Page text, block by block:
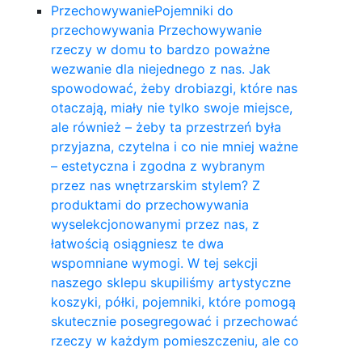
PrzechowywaniePojemniki do
przechowywania Przechowywanie
rzeczy w domu to bardzo poważne
wezwanie dla niejednego z nas. Jak
spowodować, żeby drobiazgi, które nas
otaczają, miały nie tylko swoje miejsce,
ale również – żeby ta przestrzeń była
przyjazna, czytelna i co nie mniej ważne
– estetyczna i zgodna z wybranym
przez nas wnętrzarskim stylem? Z
produktami do przechowywania
wyselekcjonowanymi przez nas, z
łatwością osiągniesz te dwa
wspomniane wymogi. W tej sekcji
naszego sklepu skupiliśmy artystyczne
koszyki, półki, pojemniki, które pomogą
skutecznie posegregować i przechować
rzeczy w każdym pomieszczeniu, ale co